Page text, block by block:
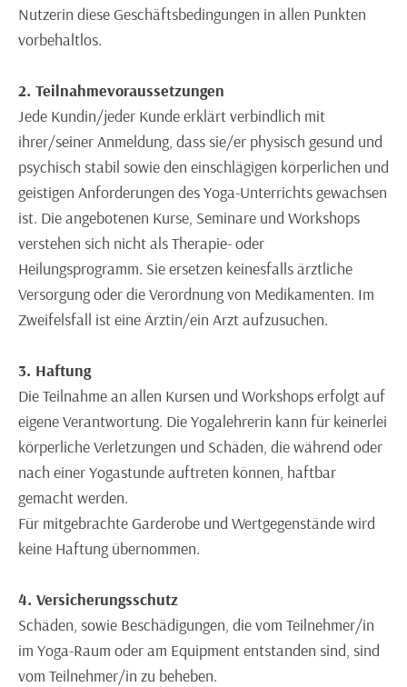
Nutzerin diese Geschäftsbedingungen in allen Punkten
vorbehaltlos.
2. Teilnahmevoraussetzungen
Jede Kundin/jeder Kunde erklärt verbindlich mit
ihrer/seiner Anmeldung, dass sie/er physisch gesund und
psychisch stabil sowie den einschlägigen körperlichen und
geistigen Anforderungen des Yoga-Unterrichts gewachsen
ist. Die angebotenen Kurse, Seminare und Workshops
verstehen sich nicht als Therapie- oder
Heilungsprogramm. Sie ersetzen keinesfalls ärztliche
Versorgung oder die Verordnung von Medikamenten. Im
Zweifelsfall ist eine Ärztin/ein Arzt aufzusuchen.
3. Haftung
Die Teilnahme an allen Kursen und Workshops erfolgt auf
eigene Verantwortung. Die Yogalehrerin kann für keinerlei
körperliche Verletzungen und Schäden, die während oder
nach einer Yogastunde auftreten können, haftbar
gemacht werden.
Für mitgebrachte Garderobe und Wertgegenstände wird
keine Haftung übernommen.
4. Versicherungsschutz
Schäden, sowie Beschädigungen, die vom Teilnehmer/in
im Yoga-Raum oder am Equipment entstanden sind, sind
vom Teilnehmer/in zu beheben.